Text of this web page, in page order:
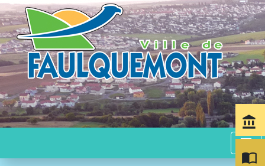
menu
account_balance
import_contacts